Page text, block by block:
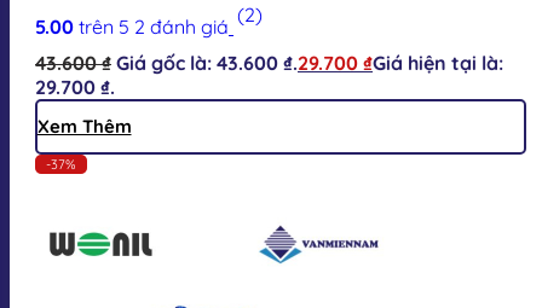
5.00 trên 5 2 đánh giá (2)
43.600₫ Giá gốc là: 43.600 ₫.29.700 ₫Giá hiện tại là:
29.700 ₫.
Xem Thêm
-37%